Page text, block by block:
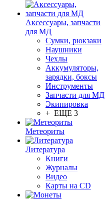
Аксессуары, запчасти
для МД
Сумки, рюкзаки
Наушники
Чехлы
Аккумуляторы,
зарядки, боксы
Инструменты
Запчасти для МД
Экипировка
+ ЕЩЕ 3
Метеориты
Литература
Книги
Журналы
Видео
Карты на CD